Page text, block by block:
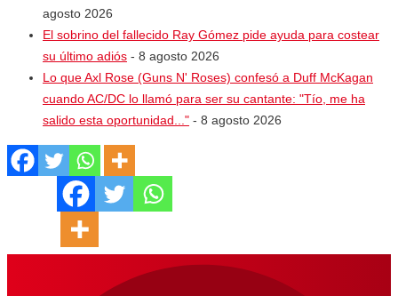
agosto 2026
El sobrino del fallecido Ray Gómez pide ayuda para costear
su último adiós - 8 agosto 2026
Lo que Axl Rose (Guns N' Roses) confesó a Duff McKagan
cuando AC/DC lo llamó para ser su cantante: "Tío, me ha
salido esta oportunidad..." - 8 agosto 2026